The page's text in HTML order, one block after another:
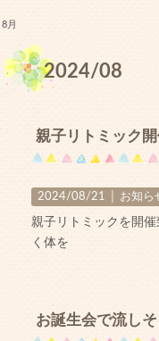
8月
2024/08
親子リトミック
2024/08/21 │ お知ら
親子リトミックを開
く体を
お誕生会で流し